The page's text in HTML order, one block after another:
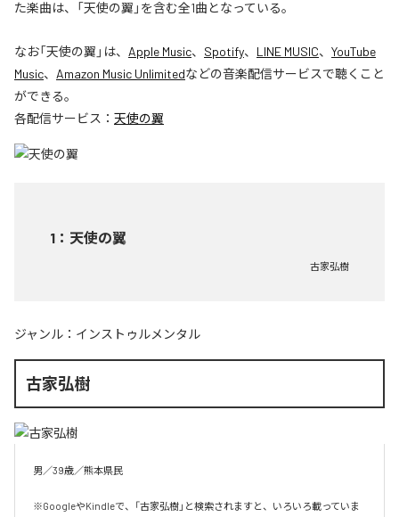
た楽曲は、「天使の翼」を含む全1曲となっている。
なお「天使の翼 」は、 Apple Music、 Spotify、 LINE MUSIC、 YouTube
Music、 Amazon Music Unlimitedなどの音楽配信サービスで聴くこと
ができる。
各配信サービス： 天使の翼
1 ： 天使の翼
古家弘樹
ジャンル： インストゥルメンタル
古家弘樹
男／39歳／熊本県民
※GoogleやKindleで、「古家弘樹」と検索されますと、いろいろ載っていま